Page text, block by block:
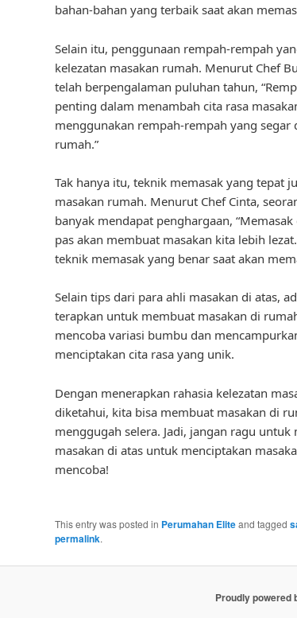
bahan-bahan yang terbaik saat akan
Selain itu, penggunaan rempah-rempah
kelezatan masakan rumah. Menurut Chef
telah berpengalaman puluhan tahun,
penting dalam menambah cita rasa
menggunakan rempah-rempah yang segar
rumah.”
Tak hanya itu, teknik memasak yang tepat
masakan rumah. Menurut Chef Cinta,
banyak mendapat penghargaan,
pas akan membuat masakan kita lebih
teknik memasak yang benar saat akan
Selain tips dari para ahli masakan di atas,
terapkan untuk membuat masakan di
mencoba variasi bumbu dan
menciptakan cita rasa yang unik.
Dengan menerapkan rahasia kelezatan
diketahui, kita bisa membuat masakan di
menggugah selera. Jadi, jangan ragu
masakan di atas untuk menciptakan
mencoba!
This entry was posted in Perumahan Eliteand tagged
permalink.
Proudly powered